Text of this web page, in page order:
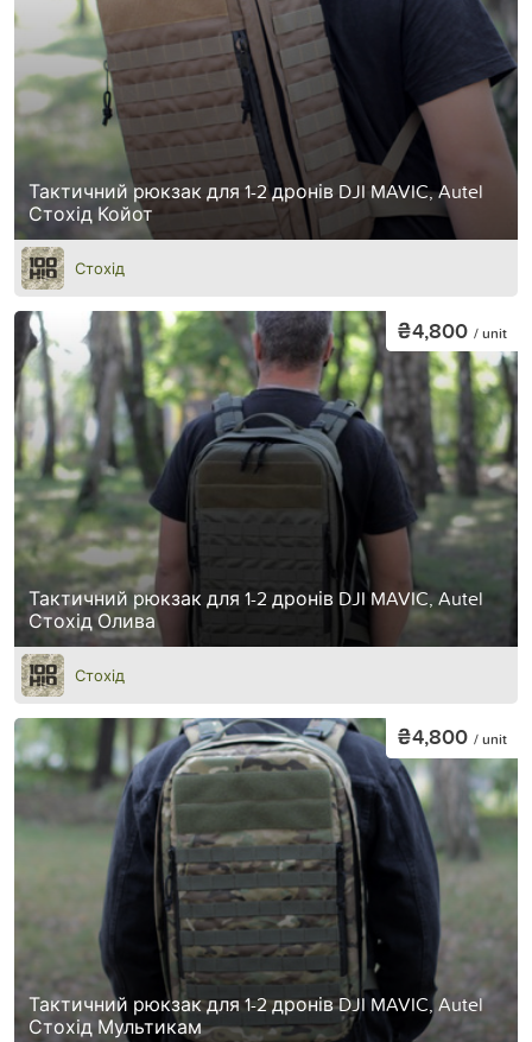
Тактичний рюкзак для 1-2 дронів DJI MAVIC, Autel
Стохід Койот
Стохід
Тактичний рюкзак для 1-2 дронів DJI MAVIC, Autel
Стохід Олива
₴4,800 / unit
Стохід
Тактичний рюкзак для 1-2 дронів DJI MAVIC, Autel
Стохід Мультикам
₴4,800 / unit